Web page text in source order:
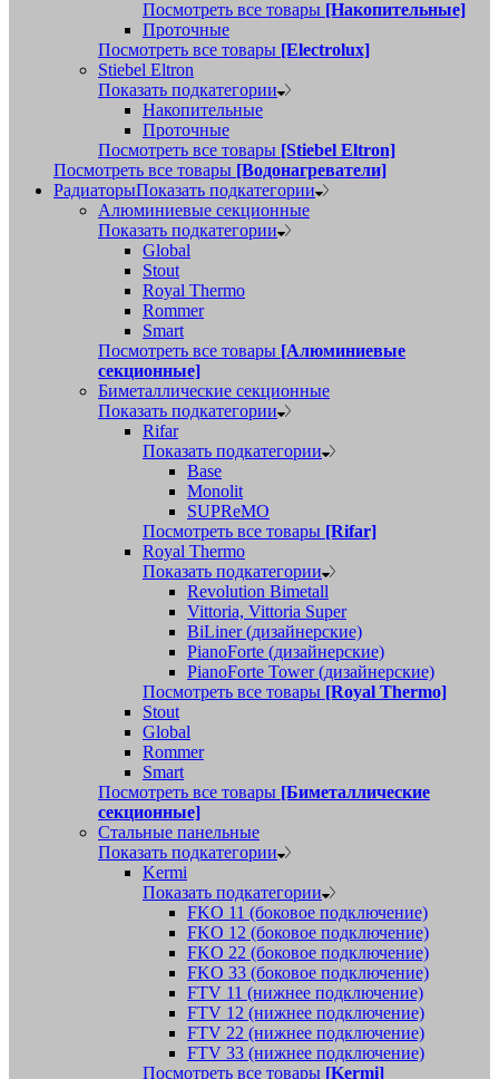
Посмотреть все товары [Накопительные]
Проточные
Посмотреть все товары [Electrolux]
Stiebel Eltron
Показать подкатегории
Накопительные
Проточные
Посмотреть все товары [Stiebel Eltron]
Посмотреть все товары [Водонагреватели]
РадиаторыПоказать подкатегории
Алюминиевые секционные
Показать подкатегории
Global
Stout
Royal Thermo
Rommer
Smart
Посмотреть все товары [Алюминиевые
секционные]
Биметаллические секционные
Показать подкатегории
Rifar
Показать подкатегории
Base
Monolit
SUPReMO
Посмотреть все товары [Rifar]
Royal Thermo
Показать подкатегории
Revolution Bimetall
Vittoria, Vittoria Super
BiLiner (дизайнерские)
PianoForte (дизайнерские)
PianoForte Tower (дизайнерские)
Посмотреть все товары [Royal Thermo]
Stout
Global
Rommer
Smart
Посмотреть все товары [Биметаллические
секционные]
Стальные панельные
Показать подкатегории
Kermi
Показать подкатегории
FKO 11 (боковое подключение)
FKO 12 (боковое подключение)
FKO 22 (боковое подключение)
FKO 33 (боковое подключение)
FTV 11 (нижнее подключение)
FTV 12 (нижнее подключение)
FTV 22 (нижнее подключение)
FTV 33 (нижнее подключение)
Посмотреть все товары [Kermi]